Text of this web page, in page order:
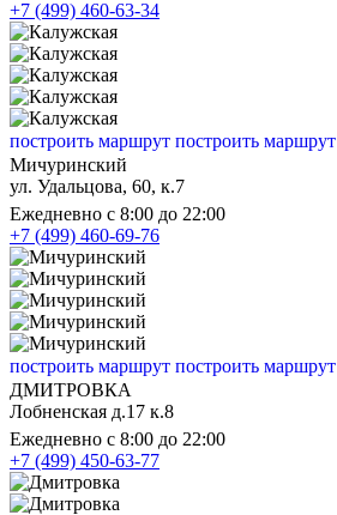
+7 (499) 460-63-34
построить маршрут построить маршрут
Мичуринский
ул. Удальцова, 60, к.7
Ежедневно с 8:00 до 22:00
+7 (499) 460-69-76
построить маршрут построить маршрут
ДМИТРОВКА
Лобненская д.17 к.8
Ежедневно с 8:00 до 22:00
+7 (499) 450-63-77